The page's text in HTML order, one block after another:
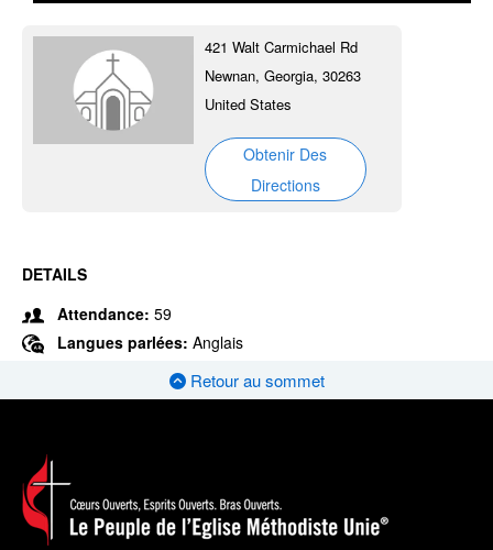
421 Walt Carmichael Rd
Newnan, Georgia, 30263
United States
Obtenir Des
Directions
DETAILS
Attendance: 59
Langues parlées: Anglais
Retour au sommet